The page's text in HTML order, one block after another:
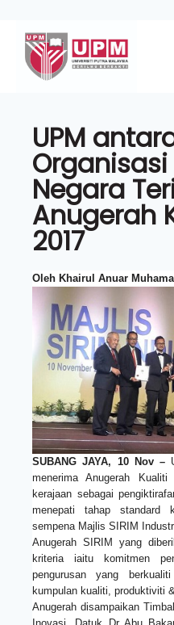
UPM
Negara
Anugerah
2017
Oleh Khairul Anuar
SUBANG JAYA, 10 Nov –
menerima Anugerah
kerajaan sebagai
menepati tahap standard
sempena Majlis SIRIM
Anugerah SIRIM yang
kriteria iaitu komitmen
pengurusan yang
kumpulan kualiti, produktiviti
Anugerah disampaikan